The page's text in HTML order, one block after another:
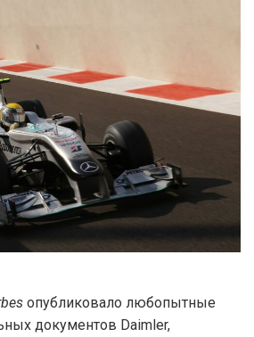
опубликовало любопытные
документов Daimler,